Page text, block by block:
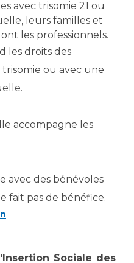
13
Formation
de Biologie
avec trisomie 21 ou
leurs familles et
les professionnels.
les droits des
ou avec une
accompagne les
avec des bénévoles
fait pas de bénéfice.
Sociale des